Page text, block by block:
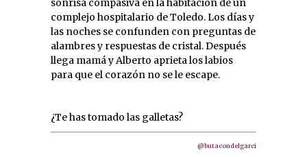
sonrisa compasiva en la habitación de un
complejo hospitalario de Toledo. Los días y
las noches se confunden con preguntas de
alambres y respuestas de cristal. Después
llega mamá y Alberto aprieta los labios
para que el corazón no se le escape.
¿Te has tomado las galletas?
@butacondelgarci